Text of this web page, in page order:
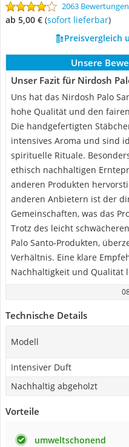
2063 Bewertungen
ab 5,00 € ( Sofort lieferbar)
Preisvergleich
Unsere
Unser Fazit für Nirdosh
Uns hat das Nirdosh Palo
hohe Qualität und den
Die handgefertigten
intensives Aroma und sind
spirituelle Rituale.
ethisch nachhaltigen
anderen Produkten
anderen Anbietern ist der
Gemeinschaften, was das
Trotz des leicht
Palo Santo-Produkten,
Verhältnis. Eine klare
Nachhaltigkeit und Qualität
Technische Details
Modell
Intensiver Duft
Nachhaltig abgeholzt
Vorteile
umweltschonend